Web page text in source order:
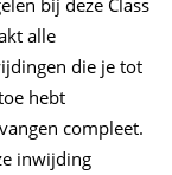
alle
die je tot
hebt
compleet.
inwijding